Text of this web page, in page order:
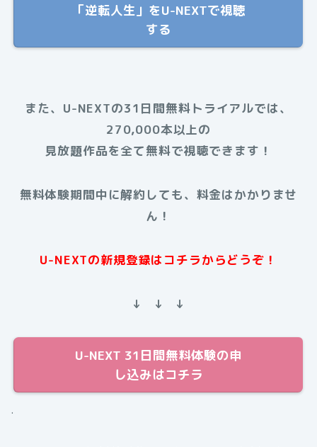
「逆転人生」をU-NEXTで視聴
する
また、U-NEXTの31日間無料トライアルでは、
270,000本以上の
見放題作品を全て無料で視聴できます！
無料体験期間中に解約しても、料金はかかりませ
ん！
U-NEXTの新規登録はコチラからどうぞ！
↓ ↓ ↓
U-NEXT 31日間無料体験の申
し込みはコチラ
.